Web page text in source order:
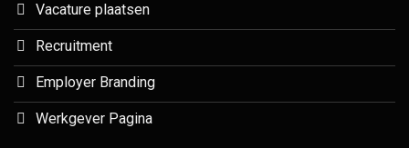
Vacature plaatsen
Recruitment
Employer Branding
Werkgever Pagina